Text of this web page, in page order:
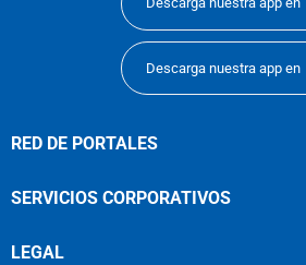
Descarga nuestra app en
RED DE PORTALES
SERVICIOS CORPORATIVOS
LEGAL